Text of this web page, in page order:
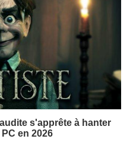
s'apprête à hanter
en 2026